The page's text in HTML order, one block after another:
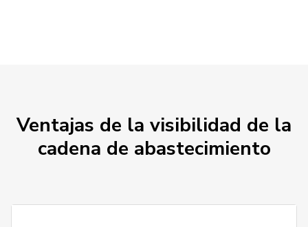
Ventajas de la visibilidad de la
cadena de abastecimiento